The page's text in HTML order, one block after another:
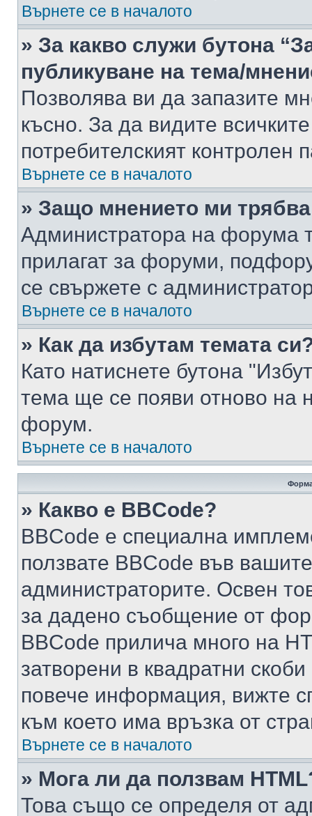
Върнете се в началото
» За какво служи бутона
публикуване на тема/
Позволява ви да запазите
късно. За да видите
потребителският контролен
Върнете се в началото
» Защо мнението ми
Администратора на форума
прилагат за форуми,
се свържете с
Върнете се в началото
» Как да избутам темата
Като натиснете бутона
тема ще се появи отново на
форум.
Върнете се в началото
» Какво е BBCode?
BBCode е специална
ползвате BBCode във
администраторите. Освен
за дадено съобщение от
BBCode прилича много на
затворени в квадратни
повече информация, вижте
към което има връзка от
Върнете се в началото
» Мога ли да ползвам
Това също се определя от